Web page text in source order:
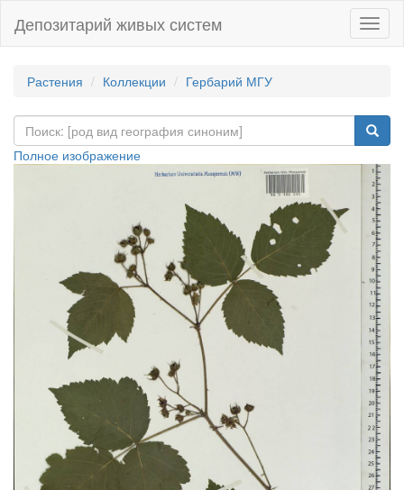
Депозитарий живых систем
Растения Коллекции Гербарий МГУ
Полное изображение